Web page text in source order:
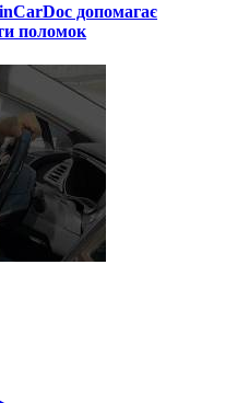
допомагає
поломок